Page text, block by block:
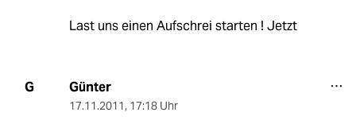
Last uns einen Aufschrei starten ! Jetzt
G Günter
17.11.2011, 17:18 Uhr